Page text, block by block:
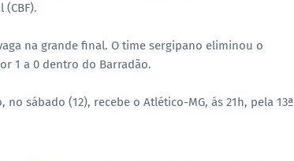
na grande final. O time sergipano eliminou o
1 a 0 dentro do Barradão.
sábado (12), recebe o Atlético-MG, ás 21h, pela 13ª